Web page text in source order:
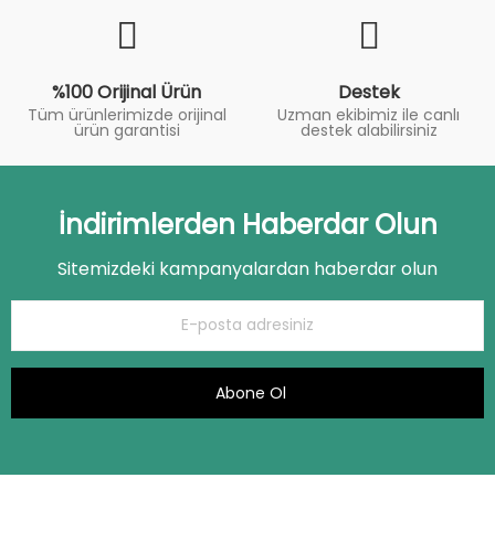
%100 Orijinal Ürün
Tüm ürünlerimizde orijinal
ürün garantisi
Destek
Uzman ekibimiz ile canlı
destek alabilirsiniz
İndirimlerden Haberdar Olun
Sitemizdeki kampanyalardan haberdar olun
Abone Ol